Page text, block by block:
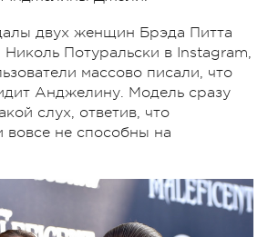
двух женщин Брэда Питта
Николь Потуральски в Instagram,
массово писали, что
Анджелину. Модель сразу
слух, ответив, что
вовсе не способны на